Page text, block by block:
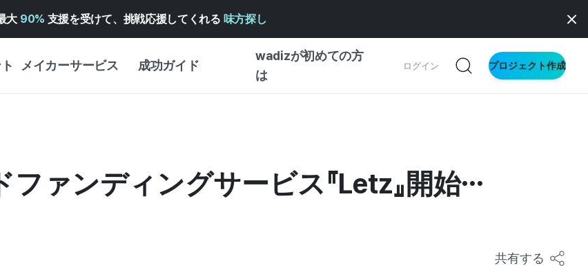
大 90% 支援を受けて、挑戦応援してくれる 味方探し
メイカーサービス 成功ガイド
wadizが初めての方
は
ログイン プロジェクト作成
ヘルプセンター ↗︎
WADIZアワード ↗︎
WADIZ・スクール
成功ストーリー
クラウドファンディング
予約注文
ァンディングサービス『Letz』開始…
共有する